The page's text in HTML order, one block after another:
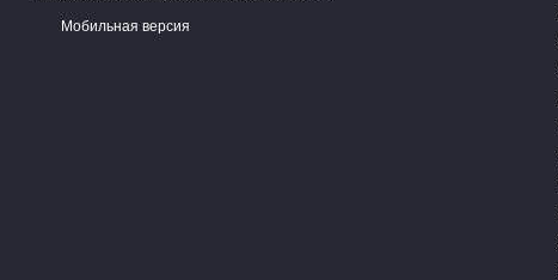
Мобильная версия